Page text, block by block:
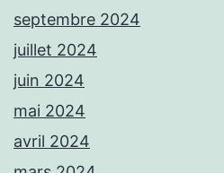
septembre 2024
juillet 2024
juin 2024
mai 2024
avril 2024